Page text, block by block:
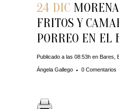
24 DIC
FRITOS Y
PORREO EN EL
Publicado a las 08:53h en Bares,
Ángela Gallego 0 Comentarios